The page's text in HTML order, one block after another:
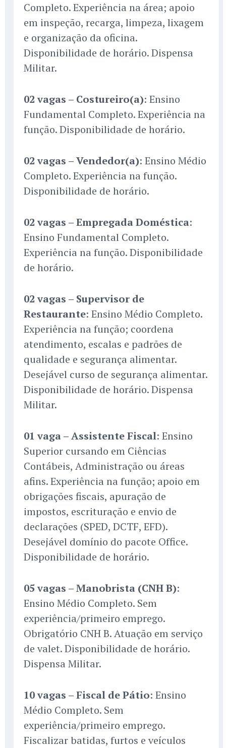
Completo. Experiência na área; apoio
em inspeção, recarga, limpeza, lixagem
e organização da oficina.
Disponibilidade de horário. Dispensa
Militar.
02 vagas – Costureiro(a): Ensino
Fundamental Completo. Experiência na
função. Disponibilidade de horário.
02 vagas – Vendedor(a): Ensino Médio
Completo. Experiência na função.
Disponibilidade de horário.
02 vagas – Empregada Doméstica:
Ensino Fundamental Completo.
Experiência na função. Disponibilidade
de horário.
02 vagas – Supervisor de
Restaurante: Ensino Médio Completo.
Experiência na função; coordena
atendimento, escalas e padrões de
qualidade e segurança alimentar.
Desejável curso de segurança alimentar.
Disponibilidade de horário. Dispensa
Militar.
01 vaga – Assistente Fiscal: Ensino
Superior cursando em Ciências
Contábeis, Administração ou áreas
afins. Experiência na função; apoio em
obrigações fiscais, apuração de
impostos, escrituração e envio de
declarações (SPED, DCTF, EFD).
Desejável domínio do pacote Office.
Disponibilidade de horário.
05 vagas – Manobrista (CNH B):
Ensino Médio Completo. Sem
experiência/primeiro emprego.
Obrigatório CNH B. Atuação em serviço
de valet. Disponibilidade de horário.
Dispensa Militar.
10 vagas – Fiscal de Pátio: Ensino
Médio Completo. Sem
experiência/primeiro emprego.
Fiscalizar batidas, furtos e veículos